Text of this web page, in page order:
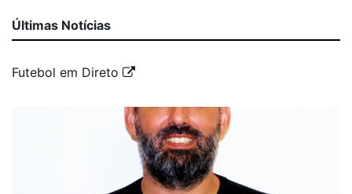
Últimas Notícias
Futebol em Direto